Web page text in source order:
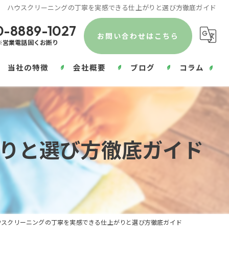
ハウスクリーニングの丁寧を実感できる仕上がりと選び方徹底ガイド
8889-1027
業電話固くお断り
お問い合わせはこちら
当社の特徴
エアコンクリーニング
部屋
除菌
浴室
会社概要 ブログ コラム
と選び方徹底ガイド
スクリーニングの丁寧を実感できる仕上がりと選び方徹底ガイド